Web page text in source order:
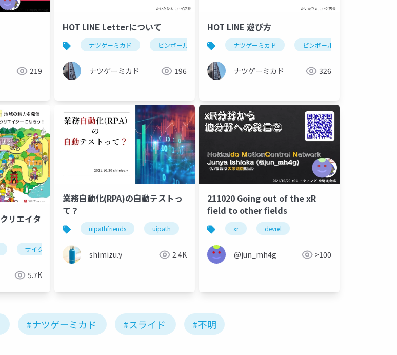
219
HOT LINE Letterについて
ナツゲーミカド ピンボール hot line(ピンボール)
ナツゲーミカド 196
HOT LINE 遊び方
ナツゲーミカド ピンボール
ナツゲーミカド 326
リエイタ
サイクリング サイクリングコース サイクリングコースクリエイター
5.7K
業務自動化(RPA)の自動テストっ
て？
uipathfriends uipath uifes rpa testsuite
shimizu.y 2.4K
211020 Going out of the xR
field to other fields
xr devrel
@jun_mh4g >100
#ナツゲーミカド #スライド #不明